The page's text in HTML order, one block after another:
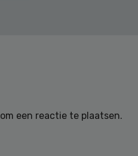
om een reactie te plaatsen.